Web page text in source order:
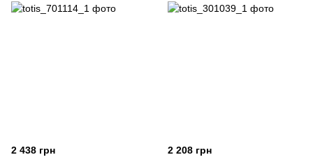
2 438 грн 2 208 грн